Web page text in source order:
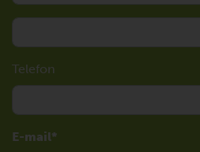
Telefon
E-mail